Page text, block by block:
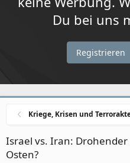
Du bei uns
Registrieren
Kriege, Krisen und
Israel vs. Iran:
Osten?